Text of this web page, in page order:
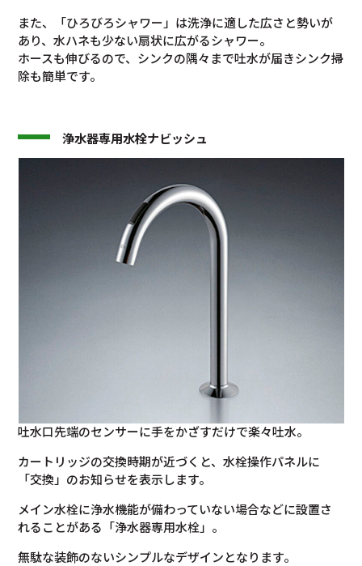
また、「ひろびろシャワー」は洗浄に適した広さと勢いが
あり、水ハネも少ない扇状に広がるシャワー。
ホースも伸びるので、シンクの隅々まで吐水が届きシンク掃
除も簡単です。
浄水器専用水栓ナビッシュ
吐水口先端のセンサーに手をかざすだけで楽々吐水。
カートリッジの交換時期が近づくと、水栓操作パネルに
「交換」のお知らせを表示します。
メイン水栓に浄水機能が備わっていない場合などに設置さ
れることがある「浄水器専用水栓」。
無駄な装飾のないシンプルなデザインとなります。